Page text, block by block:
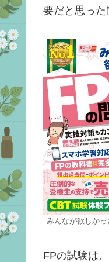
要だと思った
みんなが欲しか
FPの試験は